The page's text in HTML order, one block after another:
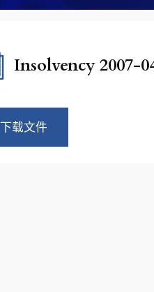
Insolvency 2007-
下载文件